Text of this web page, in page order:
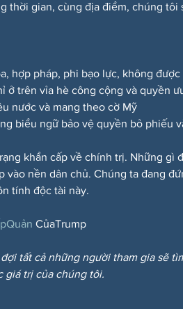
thời gian, cùng địa điểm, chúng
hợp pháp, phi bạo lực, không được
ở trên vỉa hè công cộng và quyền
nước và mang theo cờ Mỹ
biểu ngữ bảo vệ quyền bỏ phiếu
khẩn cấp về chính trị. Những gì
vào nền dân chủ. Chúng ta đang
tính độc tài này.
CủaTrump
tất cả những người tham gia sẽ
giá trị của chúng tôi.